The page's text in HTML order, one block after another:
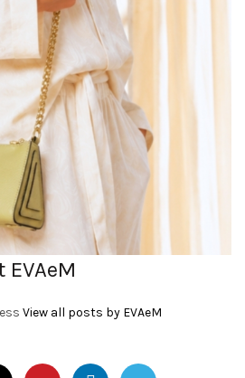
EVAeM
View all posts by EVAeM